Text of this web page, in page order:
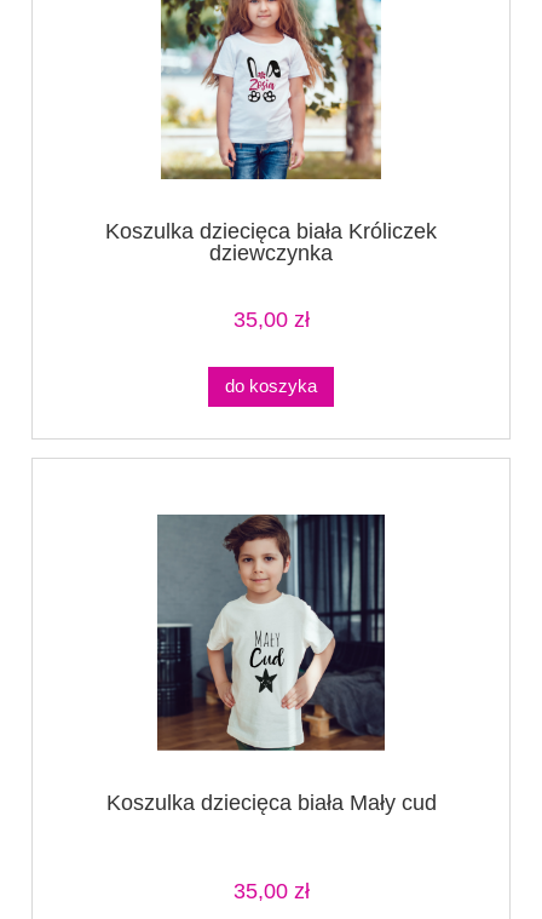
Koszulka dziecięca biała Króliczek
dziewczynka
35,00 zł
do koszyka
Koszulka dziecięca biała Mały cud
35,00 zł